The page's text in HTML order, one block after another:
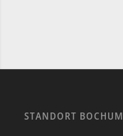
STANDORT BOCHUM